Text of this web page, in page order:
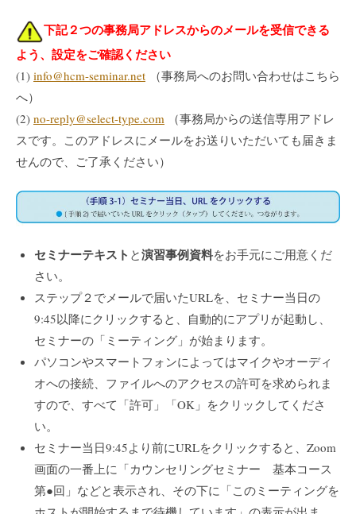
下記２つの事務局アドレスからのメールを受信できる
よう、設定をご確認ください
(1) info@hcm-seminar.net （事務局へのお問い合わせはこちら
へ）
(2) no-reply@select-type.com （事務局からの送信専用アドレ
スです。このアドレスにメールをお送りいただいても届きま
せんので、ご了承ください）
セミナーテキスト と演習事例資料をお手元にご用意くだ
さい。
ステップ２でメールで届いたURLを、セミナー当日の
9:45以降にクリックすると、自動的にアプリが起動し、
セミナーの「ミーティング」が始まります。
パソコンやスマートフォンによってはマイクやオーディ
オへの接続、ファイルへのアクセスの許可を求められま
すので、すべて「許可」「OK」をクリックしてくださ
い。
セミナー当日9:45より前にURLをクリックすると、Zoom
画面の一番上に「カウンセリングセミナー 基本コース
第●回」などと表示され、その下に「このミーティングを